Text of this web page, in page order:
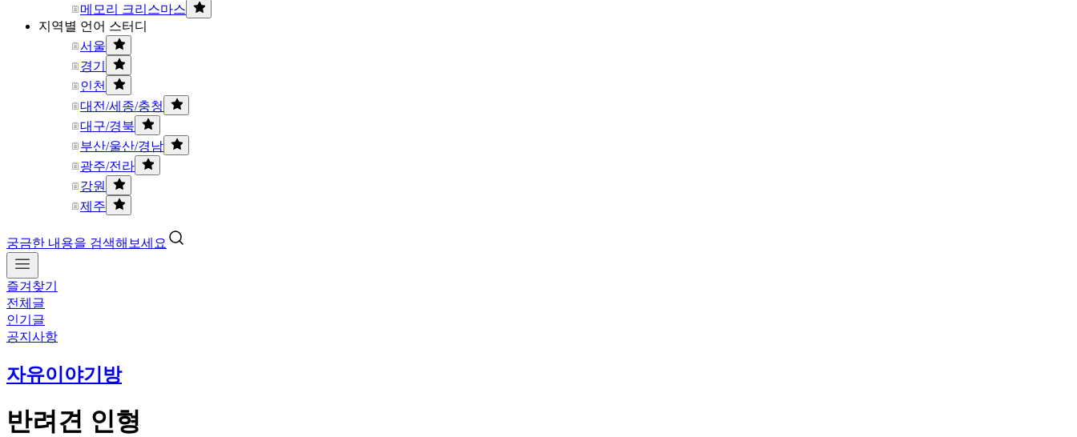
메모리 크리스마스
지역별 언어 스터디
서울
경기
인천
대전/세종/충청
대구/경북
부산/울산/경남
광주/전라
강원
제주
궁금한 내용을 검색해보세요
즐겨찾기
전체글
인기글
공지사항
자유이야기방
반려견 인형